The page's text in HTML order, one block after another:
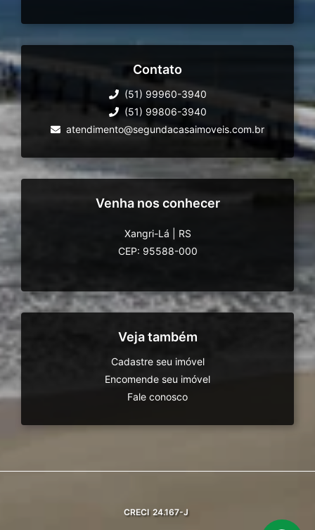
Contato
(51) 99960-3940
(51) 99806-3940
atendimento@segundacasaimoveis.com.br
Venha nos conhecer
Xangri-Lá
RS
CEP: 95588-000
Veja também
Cadastre seu imóvel
Encomende seu imóvel
Fale conosco
CRECI 24.167-J